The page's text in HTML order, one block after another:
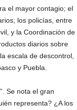
el mayor contagio; el
los policías, entre
y la Coordinación de
diarios sobre
escala de descontrol,
y Puebla.
Se nota el gran
representa? ¿A los